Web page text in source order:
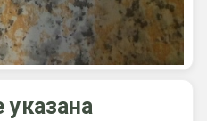
указана